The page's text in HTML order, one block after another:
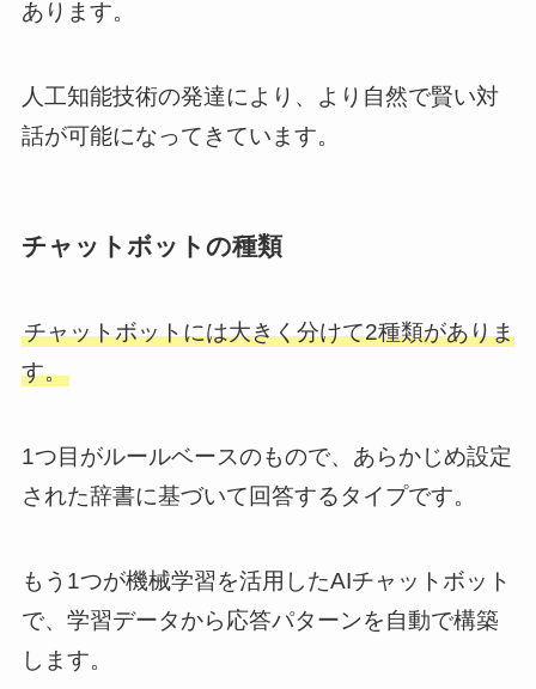
あります。
人工知能技術の発達により、より自然で賢い対
話が可能になってきています。
チャットボットの種類
チャットボットには大きく分けて2種類がありま
す。
1つ目がルールベースのもので、あらかじめ設定
された辞書に基づいて回答するタイプです。
もう1つが機械学習を活用したAIチャットボット
で、学習データから応答パターンを自動で構築
します。